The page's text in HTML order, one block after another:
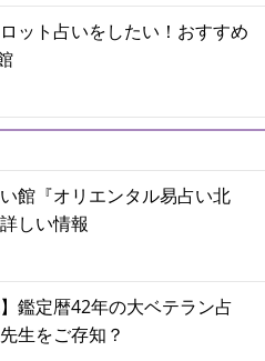
ット占いをしたい！おすすめ
館『オリエンタル易占い北
しい情報
】鑑定暦42年の大ベテラン占
生をご存知？